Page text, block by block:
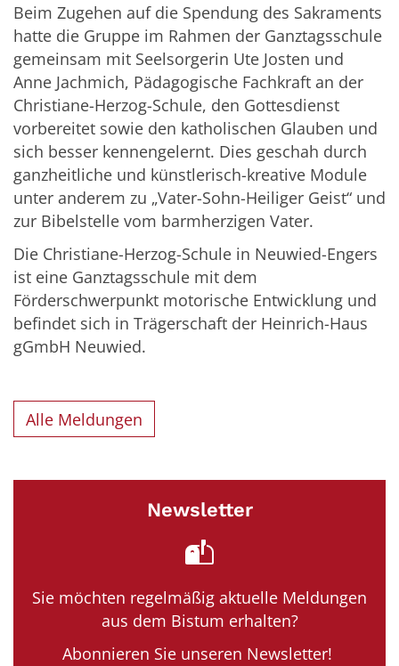
Beim Zugehen auf die Spendung des Sakraments
hatte die Gruppe im Rahmen der Ganztagsschule
gemeinsam mit Seelsorgerin Ute Josten und
Anne Jachmich, Pädagogische Fachkraft an der
Christiane-Herzog-Schule, den Gottesdienst
vorbereitet sowie den katholischen Glauben und
sich besser kennengelernt. Dies geschah durch
ganzheitliche und künstlerisch-kreative Module
unter anderem zu „Vater-Sohn-Heiliger Geist“ und
zur Bibelstelle vom barmherzigen Vater.
Die Christiane-Herzog-Schule in Neuwied-Engers
ist eine Ganztagsschule mit dem
Förderschwerpunkt motorische Entwicklung und
befindet sich in Trägerschaft der Heinrich-Haus
gGmbH Neuwied.
Alle Meldungen
Newsletter
Sie möchten regelmäßig aktuelle Meldungen
aus dem Bistum erhalten?
Abonnieren Sie unseren Newsletter!